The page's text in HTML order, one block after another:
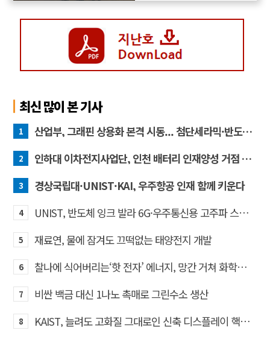
최신 많이 본 기사
1 산업부, 그래핀 상용화 본격 시동... 첨단세라믹·반도체 방열소재 시장 확대 기대
2 인하대 이차전지사업단, 인천 배터리 인재양성 거점 역할 강화
3 경상국립대·UNIST·KAI, 우주항공 인재 함께 키운다
4 UNIST, 반도체 잉크 발라 6G·우주통신용 고주파 스위치 만든다
5 재료연, 물에 잠겨도 끄떡없는 태양전지 개발
6 찰나에 식어버리는‘핫 전자’ 에너지, 망간 거쳐 화학반응에 쓴다
7 비싼 백금 대신 1나노 촉매로 그린수소 생산
8 KAIST, 늘려도 고화질 그대로인 신축 디스플레이 핵심기술 개발​